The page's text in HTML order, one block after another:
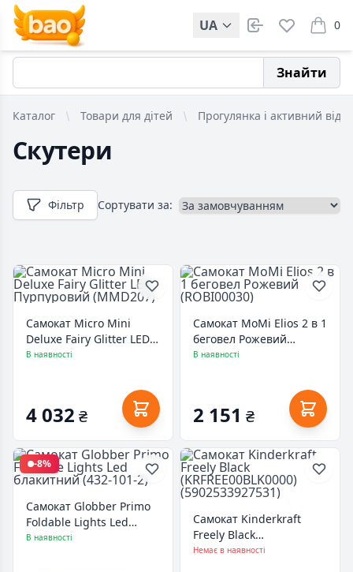
UA 0
items
Знайти
Каталог Товари для дітей Прогулянка і активний
Скутери
Фільтр Сортувати за:
Самокат Micro Mini
Deluxe Fairy Glitter LED
Пурпуровий (MMD207)
В наявності
4 032 ₴
Самокат MoMi Elios 2 в 1
беговел Рожевий
(ROBI00030)
В наявності
2 151 ₴
-8%
Самокат Globber Primo
Foldable Lights Led
блакитний (432-101-2)
В наявності
Самокат Kinderkraft
Freely Black
(KRFREE00BLK0000)
Немає в наявності